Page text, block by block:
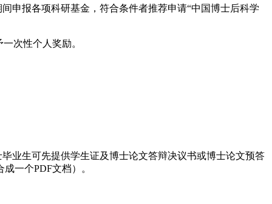
申报各项科研基金，符合条件者推荐申请“中国博士后科学
次性个人奖励。
业生可先提供学生证及博士论文答辩决议书或博士论文预答
一个PDF文档）。